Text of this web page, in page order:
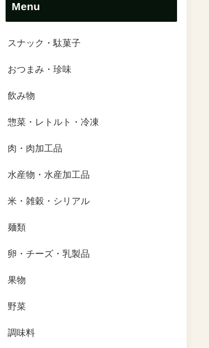
Menu
スナック・駄菓子
おつまみ・珍味
飲み物
惣菜・レトルト・冷凍
肉・肉加工品
水産物・水産加工品
米・雑穀・シリアル
麺類
卵・チーズ・乳製品
果物
野菜
調味料